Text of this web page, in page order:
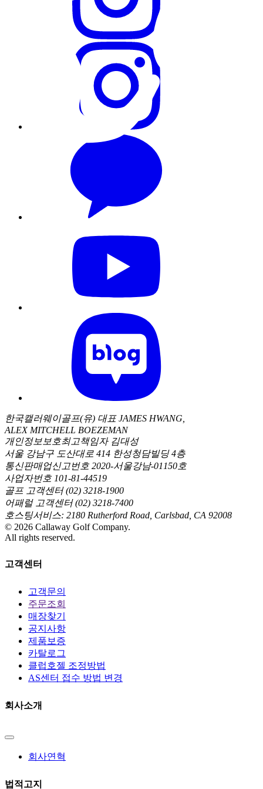
한국캘러웨이골프(유) 대표 JAMES HWANG,
ALEX MITCHELL BOEZEMAN
개인정보보호최고책임자 김대성
서울 강남구 도산대로 414 한성청담빌딩 4층
통신판매업신고번호 2020-서울강남-01150호
사업자번호 101-81-44519
골프 고객센터 (02) 3218-1900
어패럴 고객센터 (02) 3218-7400
호스팅서비스: 2180 Rutherford Road, Carlsbad, CA 92008
© 2026 Callaway Golf Company.
All rights reserved.
고객센터
고객문의
주문조회
매장찾기
공지사항
제품보증
카탈로그
클럽호젤 조정방법
AS센터 접수 방법 변경
회사소개
회사연혁
법적고지